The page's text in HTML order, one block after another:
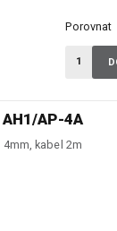
AP-4A
kabel 2m
Porovnat